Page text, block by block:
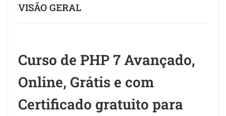
VISÃO GERAL
Curso de PHP 7 Avançado,
Online, Grátis e com
Certificado gratuito para